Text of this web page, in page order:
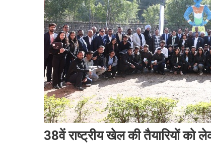
38वें राष्ट्रीय खेल की तैयारियों